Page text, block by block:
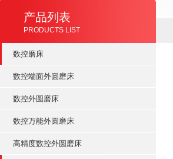
产品列表
PRODUCTS LIST
数控磨床
数控端面外圆磨床
数控外圆磨床
数控万能外圆磨床
高精度数控外圆磨床